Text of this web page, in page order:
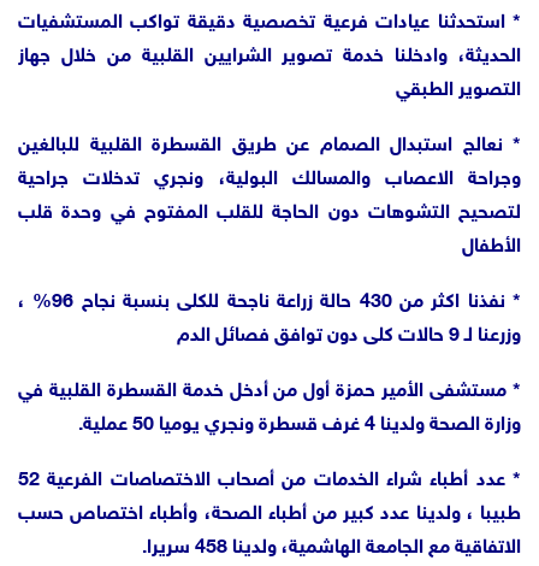
* استحدثنا عيادات فرعية تخصصية دقيقة تواكب المستشفيات
الحديثة، وادخلنا خدمة تصوير الشرايين القلبية من خلال جهاز
التصوير الطبقي
* نعالج استبدال الصمام عن طريق القسطرة القلبية للبالغين
وجراحة الاعصاب والمسالك البولية، ونجري تدخلات جراحية
لتصحيح التشوهات دون الحاجة للقلب المفتوح في وحدة قلب
الأطفال
* نفذنا اكثر من 430 حالة زراعة ناجحة للكلى بنسبة نجاح 96% ،
وزرعنا لـ 9 حالات كلى دون توافق فصائل الدم
* مستشفى الأمير حمزة أول من أدخل خدمة القسطرة القلبية في
وزارة الصحة ولدينا 4 غرف قسطرة ونجري يوميا 50 عملية.
* عدد أطباء شراء الخدمات من أصحاب الاختصاصات الفرعية 52
طبيبا ، ولدينا عدد كبير من أطباء الصحة، وأطباء اختصاص حسب
الاتفاقية مع الجامعة الهاشمية، ولدينا 458 سريرا.